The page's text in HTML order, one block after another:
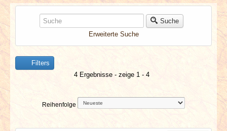
NEUESTE ARTIKEL
NEWS & DATES
BERICHTE
VERLOSUNGEN
Suche
Erweiterte Suche
Filters
4 Ergebnisse - zeige 1 - 4
Reihenfolge